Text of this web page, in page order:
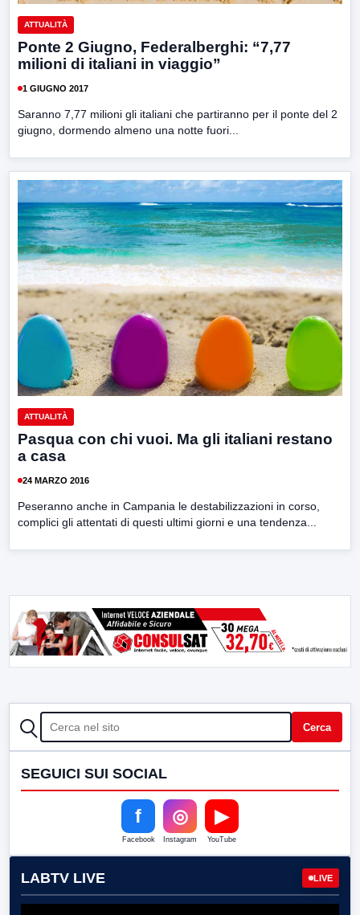
ATTUALITÀ
Ponte 2 Giugno, Federalberghi: “7,77
milioni di italiani in viaggio”
1 GIUGNO 2017
Saranno 7,77 milioni gli italiani che partiranno per il ponte del 2
giugno, dormendo almeno una notte fuori...
ATTUALITÀ
Pasqua con chi vuoi. Ma gli italiani restano
a casa
24 MARZO 2016
Peseranno anche in Campania le destabilizzazioni in corso,
complici gli attentati di questi ultimi giorni e una tendenza...
CERCA Cerca
SEGUICI SUI SOCIAL
f
Facebook
◎
Instagram
▶
YouTube
LABTV LIVE LIVE